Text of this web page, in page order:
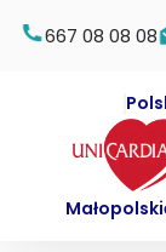
667 08 08 08